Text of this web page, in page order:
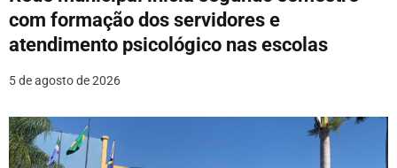
com formação dos servidores e
atendimento psicológico nas escolas
5 de agosto de 2026